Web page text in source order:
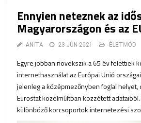
Ennyien neteznek az
Magyarországon és az
ANITA 23 JÚN 2021 ÉLETMÓD
Egyre jobban növekszik a 65 év felettiek
internethasználat az Európai Unió
jelenleg a középmezőnyben foglal helyet,
Eurostat közelmúltban közzétett
különböző korcsoportok internetezési